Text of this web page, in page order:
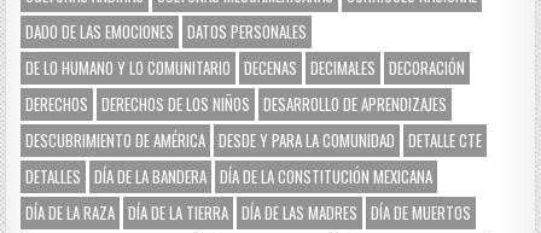
DADO DE LAS EMOCIONES
DATOS PERSONALES
DE LO HUMANO Y LO COMUNITARIO
DECENAS DECIMALES
DECORACIÓN
DERECHOS
DERECHOS DE LOS NIÑOS
DESARROLLO DE APRENDIZAJES
DESCUBRIMIENTO DE AMÉRICA DESDE Y PARA LA COMUNIDAD
DETALLE CTE
DETALLES
DÍA DE LA BANDERA DÍA DE LA CONSTITUCIÓN MEXICANA
DÍA DE LA RAZA DÍA DE LA TIERRA DÍA DE LAS MADRES
DÍA DE MUERTOS